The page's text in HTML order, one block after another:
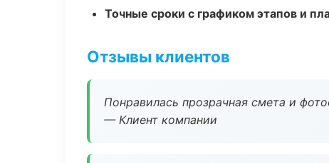
Точные сроки с графиком этапов и
Отзывы клиентов
Понравилась прозрачная смета и
— Клиент компании